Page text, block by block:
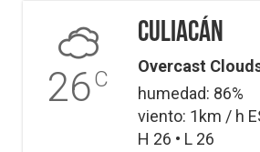
26C
Culiacán
Overcast
humedad: 86%
viento: 1km / h
H 26 • L 26